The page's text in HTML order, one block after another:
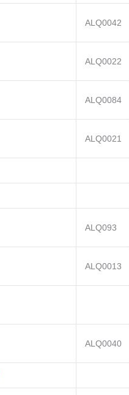
ALQ0042
ALQ0022
ALQ0084
ALQ0021
ALQ093
ALQ0013
ALQ0040